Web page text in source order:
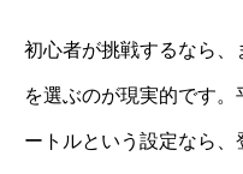
初心者が挑戦するなら、
を選ぶのが現実的です
ートルという設定なら